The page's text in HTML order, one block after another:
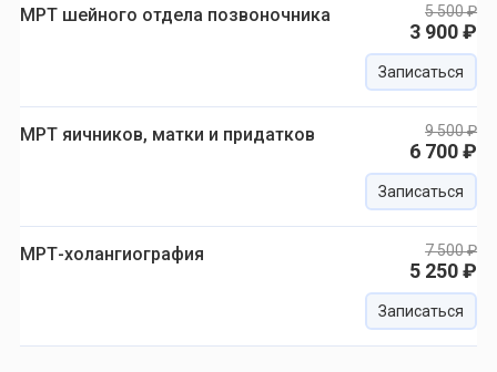
МРТ шейного отдела позвоночника 5 500 ₽
3 900 ₽
Записаться
МРТ яичников, матки и придатков 9 500 ₽
6 700 ₽
Записаться
МРТ-холангиография 7 500 ₽
5 250 ₽
Записаться